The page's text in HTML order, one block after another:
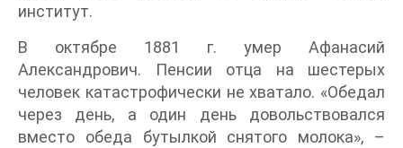
институт.
В октябре 1881 г. умер Афанасий
Александрович. Пенсии отца на шестерых
человек катастрофически не хватало. «Обедал
через день, а один день довольствовался
вместо обеда бутылкой снятого молока», –